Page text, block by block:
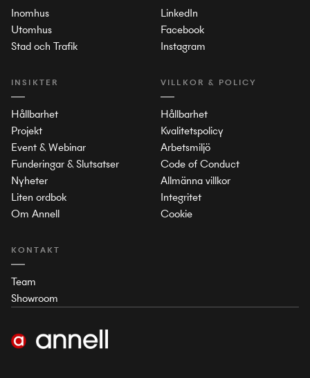
Inomhus
Utomhus
Stad och Trafik
INSIKTER
Hållbarhet
Projekt
Event & Webinar
Funderingar & Slutsatser
Nyheter
Liten ordbok
Om Annell
KONTAKT
Team
Showroom
LinkedIn
Facebook
Instagram
VILLKOR & POLICY
Hållbarhet
Kvalitetspolicy
Arbetsmiljö
Code of Conduct
Allmänna villkor
Integritet
Cookie